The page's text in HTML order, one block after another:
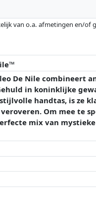
van o.a. afmetingen en/of
De Nile combineert
in koninklijke
handtas, is ze
Om mee te
mix van